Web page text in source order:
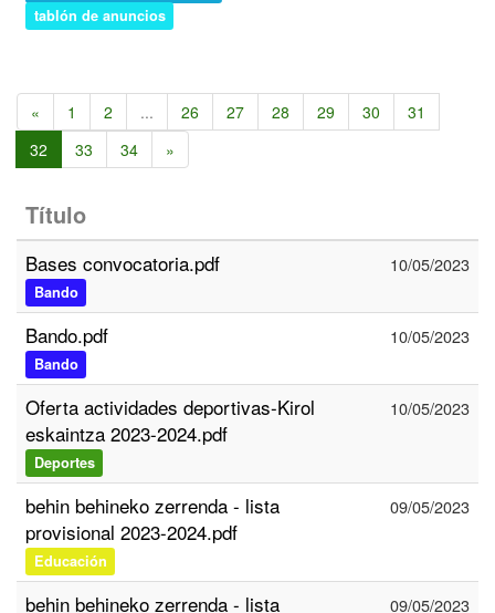
tablón de anuncios
« 1 2 ... 26 27 28 29 30
31
32
33 34 »
Título
Bases convocatoria.pdf
Bando
10/05/2023
Bando.pdf
Bando
10/05/2023
Oferta actividades deportivas-Kirol
eskaintza 2023-2024.pdf
Deportes
10/05/2023
behin behineko zerrenda - lista
provisional 2023-2024.pdf
Educación
09/05/2023
behin behineko zerrenda - lista 09/05/2023